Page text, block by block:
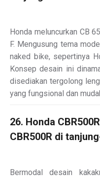
Honda meluncurkan CB
F. Mengusung tema
naked bike, sepertinya
Konsep desain ini
disediakan tergolong
yang fungsional dan
26. Honda
CBR500R di
Bermodal desain